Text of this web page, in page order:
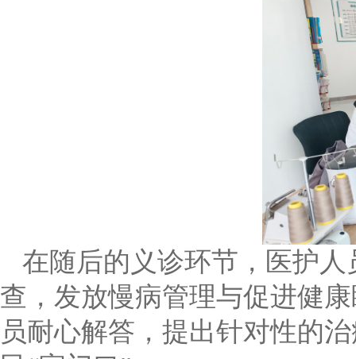
在随后的义诊环节，医护
查，发放慢病管理与促进健
员耐心解答，提出针对性的